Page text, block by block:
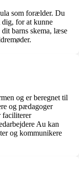
som forælder. Du
dig, for at kunne
barns skema, læse
og er beregnet til
og pædagoger
faciliterer
Au kan
og kommunikere